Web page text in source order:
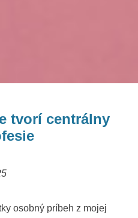
tvorí centrálny
osobný príbeh z mojej